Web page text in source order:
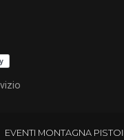
EVENTI MONTAGNA